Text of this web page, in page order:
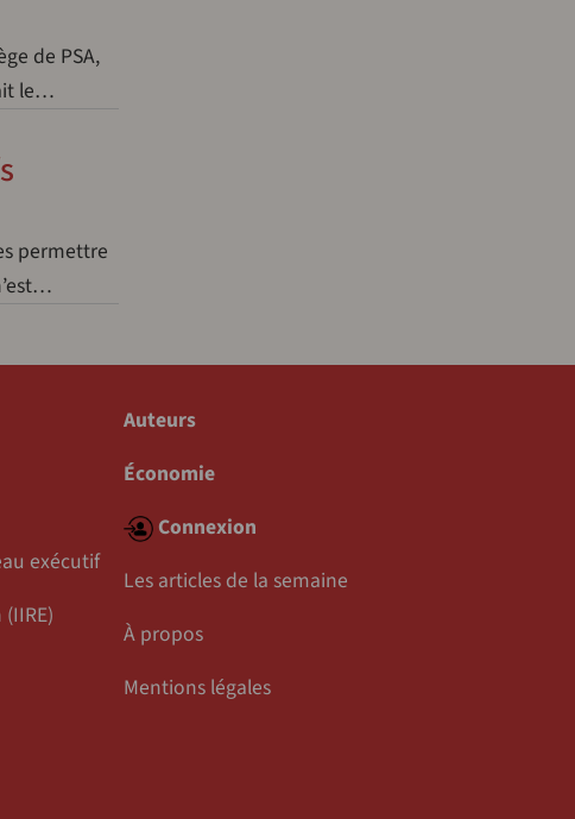
de PSA,
le…
permettre
exécutif
Auteurs
Économie
Connexion
Les articles de la semaine
À propos
Mentions légales